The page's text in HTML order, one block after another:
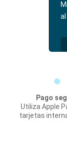
al
Pago
Utiliza Apple
tarjetas